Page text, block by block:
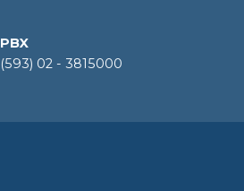
PBX
(593) 02 - 3815000